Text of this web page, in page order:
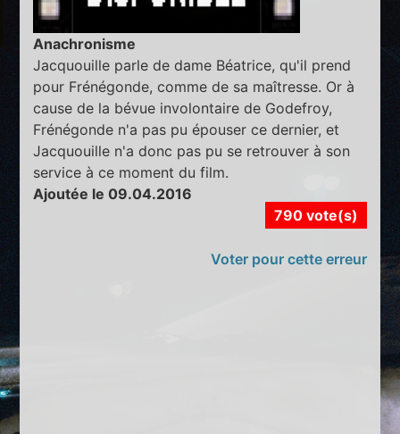
Anachronisme
Jacquouille parle de dame Béatrice, qu'il prend
pour Frénégonde, comme de sa maîtresse. Or à
cause de la bévue involontaire de Godefroy,
Frénégonde n'a pas pu épouser ce dernier, et
Jacquouille n'a donc pas pu se retrouver à son
service à ce moment du film.
Ajoutée le 09.04.2016
790 vote(s)
Voter pour cette erreur